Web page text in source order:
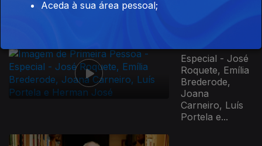
Especial - José
Roquete, Emília
Brederode,
Joana
Carneiro, Luís
Portela e...
Aceda à sua área pessoal;